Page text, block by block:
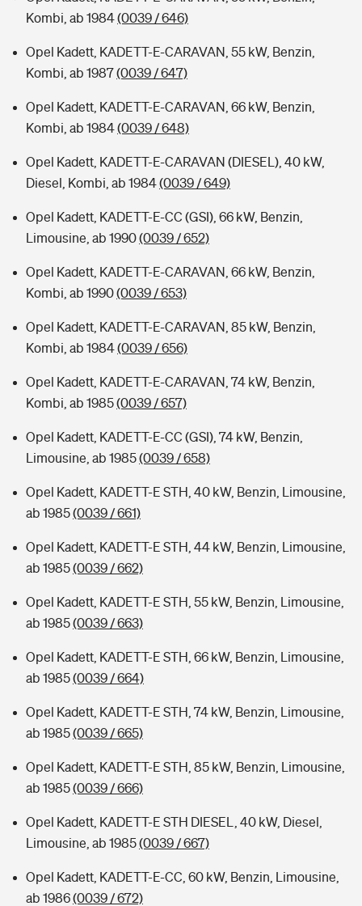
Kombi, ab 1984(0039 / 646)
Opel Kadett, KADETT-E-CARAVAN, 55 kW, Benzin,
Kombi, ab 1987(0039 / 647)
Opel Kadett, KADETT-E-CARAVAN, 66 kW, Benzin,
Kombi, ab 1984(0039 / 648)
Opel Kadett, KADETT-E-CARAVAN (DIESEL), 40 kW,
Diesel, Kombi, ab 1984(0039 / 649)
Opel Kadett, KADETT-E-CC (GSI), 66 kW, Benzin,
Limousine, ab 1990(0039 / 652)
Opel Kadett, KADETT-E-CARAVAN, 66 kW, Benzin,
Kombi, ab 1990(0039 / 653)
Opel Kadett, KADETT-E-CARAVAN, 85 kW, Benzin,
Kombi, ab 1984(0039 / 656)
Opel Kadett, KADETT-E-CARAVAN, 74 kW, Benzin,
Kombi, ab 1985(0039 / 657)
Opel Kadett, KADETT-E-CC (GSI), 74 kW, Benzin,
Limousine, ab 1985(0039 / 658)
Opel Kadett, KADETT-E STH, 40 kW, Benzin, Limousine,
ab 1985(0039 / 661)
Opel Kadett, KADETT-E STH, 44 kW, Benzin, Limousine,
ab 1985(0039 / 662)
Opel Kadett, KADETT-E STH, 55 kW, Benzin, Limousine,
ab 1985(0039 / 663)
Opel Kadett, KADETT-E STH, 66 kW, Benzin, Limousine,
ab 1985(0039 / 664)
Opel Kadett, KADETT-E STH, 74 kW, Benzin, Limousine,
ab 1985(0039 / 665)
Opel Kadett, KADETT-E STH, 85 kW, Benzin, Limousine,
ab 1985(0039 / 666)
Opel Kadett, KADETT-E STH DIESEL, 40 kW, Diesel,
Limousine, ab 1985(0039 / 667)
Opel Kadett, KADETT-E-CC, 60 kW, Benzin, Limousine,
ab 1986(0039 / 672)